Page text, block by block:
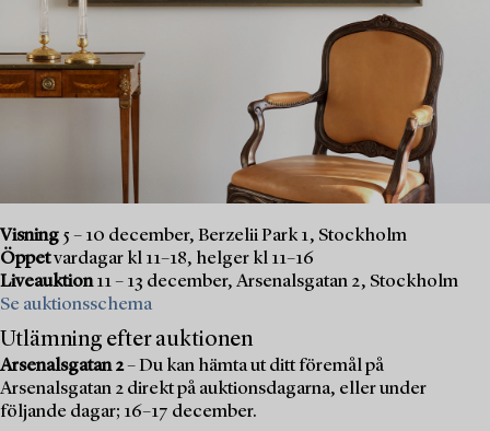
Visning 5 – 10 december, Berzelii Park 1, Stockholm
Öppetvardagar kl 11–18, helger kl 11–16
Liveauktion11 – 13 december, Arsenalsgatan 2, Stockholm
Se auktionsschema
Utlämning efter auktionen
Arsenalsgatan 2– Du kan hämta ut ditt föremål på
Arsenalsgatan 2 direkt på auktionsdagarna, eller under
följande dagar; 16–17 december.